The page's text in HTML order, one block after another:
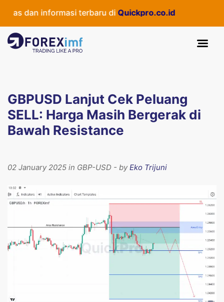
dan informasi terbaru di Quickpro.co.id
GBPUSD Lanjut Cek Peluang
SELL: Harga Masih Bergerak di
Bawah Resistance
02 January 2025 in GBP-USD - byEko Trijuni